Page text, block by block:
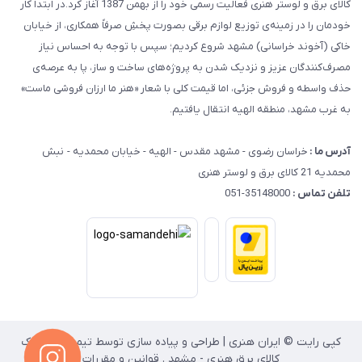
کالای برق و لوستر هنری فعالیت رسمی خود را از بهمن 1387 آغاز کرد.در ابتدا کار
خودمان را در زمینه‌ی توزیع لوازم برقی بصورت پخشِ صرفاً همکاری، از خیابان
خاکی (آخوند خراسانی) مشهد شروع کردیم؛ سپس با توجه به احساس نیاز
مصرف‌کنندگان عزیز و نزدیک شدن به پروژه‌های ساخت و ساز، پا به عرصه‌ی
حذف واسطه و فروش جزئی، اما قیمت کلی با شعار «هنر ما ارزان فروشی ماست»
به غرب مشهد، منطقه الهیه انتقال یافتیم.
آدرس ما : خراسان رضوی - مشهد مقدس - الهیه - خیابان محمدیه - نبش
محمدیه 21 کالای برق و لوستر هنری
تلفن تماس :
کپی رایت © ایران هنری | طراحی و پیاده سازی توسط تیم انفورماتیک